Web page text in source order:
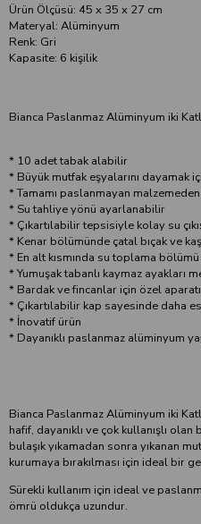
Ürün Ölçüsü: 45 x 35 x 27 cm
Materyal: Alüminyum
Renk: Gri
Kapasite: 6 kişilik
Bianca Paslanmaz Alüminyum iki
* 10 adet tabak alabilir
* Büyük mutfak eşyalarını dayamak
* Tamamı paslanmayan
* Su tahliye yönü ayarlanabilir
* Çıkartılabilir tepsisiyle kolay su
* Kenar bölümünde çatal bıçak ve
* En alt kısmında su toplama
* Yumuşak tabanlı kaymaz ayakları
* Bardak ve fincanlar için özel
* Çıkartılabilir kap sayesinde daha
* İnovatif ürün
* Dayanıklı paslanmaz alüminyum
Bianca Paslanmaz Alüminyum iki
hafif, dayanıklı ve çok kullanışlı
bulaşık yıkamadan sonra yıkanan
kurumaya bırakılması için ideal bir
Sürekli kullanım için ideal ve
ömrü oldukça uzundur.